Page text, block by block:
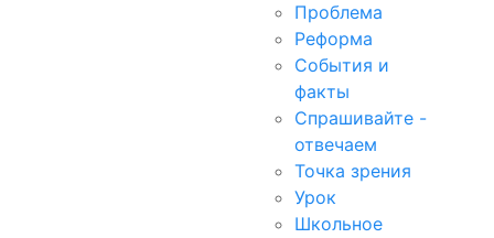
Проблема
Реформа
События и
факты
Спрашивайте -
отвечаем
Точка зрения
Урок
Школьное